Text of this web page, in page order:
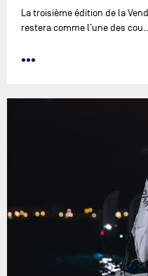
La troisième édition de la
restera comme l’une des
•••